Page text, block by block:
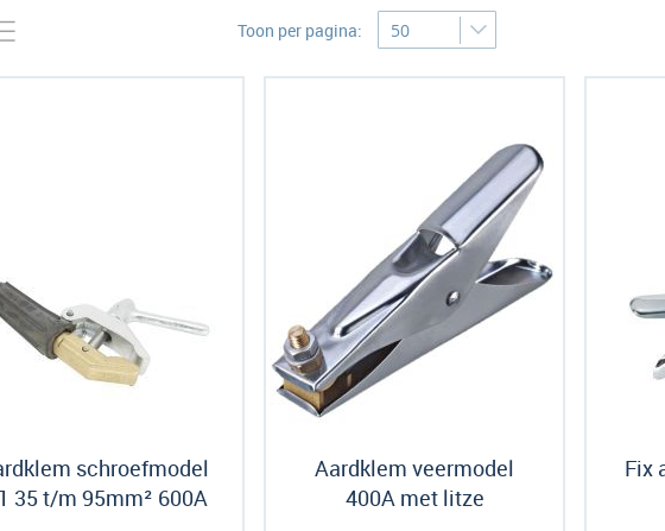
Lijst Toon per pagina:
schroefmodel
35 t/m 95mm² 600A
Aardklem veermodel
400A met litze
Fix